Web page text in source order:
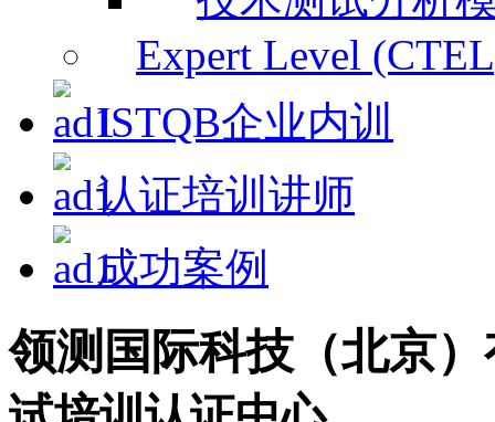
Expert Level
ISTQB企业内训
认证培训讲师
成功案例
领测国际科技（北京